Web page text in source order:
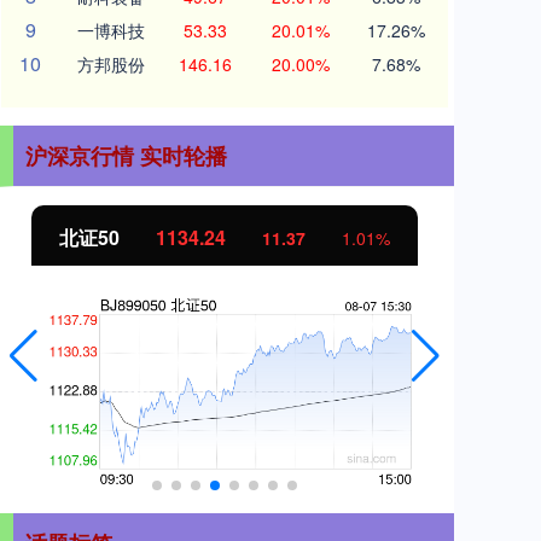
9 一博科技 53.33 20.01% 17.26%
10 方邦股份 146.16 20.00% 7.68%
沪深京行情 实时轮播
北证50 1134.24 11.37 1.01%